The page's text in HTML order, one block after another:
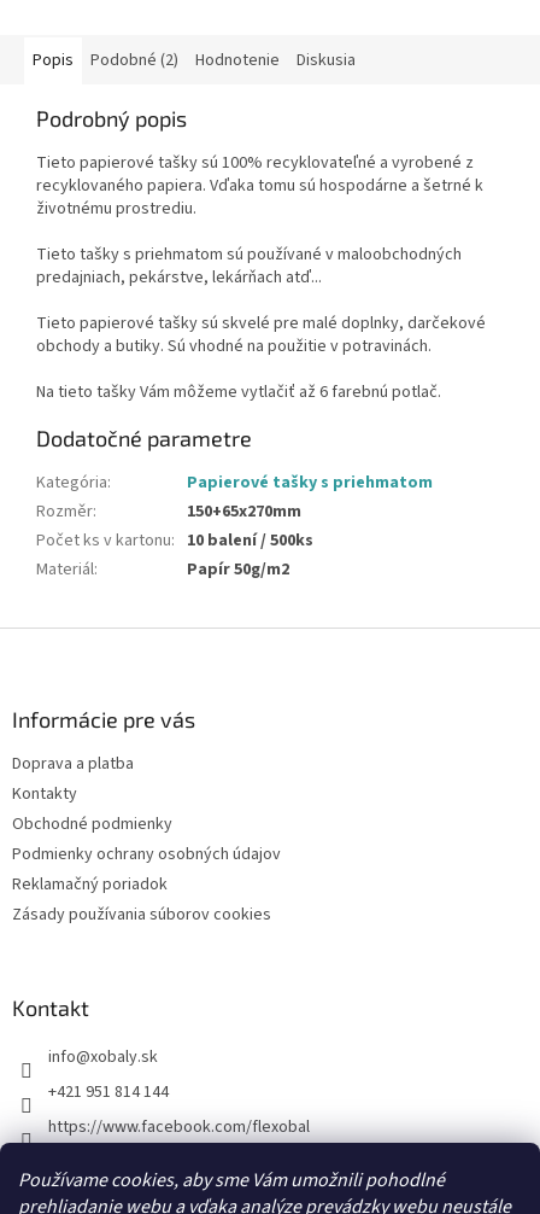
Používame cookies, aby sme Vám umožnili pohodlné
prehliadanie webu a vďaka analýze prevádzky webu neustále
Popis Podobné (2) Hodnotenie Diskusia
Podrobný popis
Tieto papierové tašky sú 100% recyklovateľné a vyrobené z
recyklovaného papiera. Vďaka tomu sú hospodárne a šetrné k
životnému prostrediu.
Tieto tašky s priehmatom sú používané v maloobchodných
predajniach, pekárstve, lekárňach atď...
Tieto papierové tašky sú skvelé pre malé doplnky, darčekové
obchody a butiky. Sú vhodné na použitie v potravinách.
Na tieto tašky Vám môžeme vytlačiť až 6 farebnú potlač.
Dodatočné parametre
Kategória:
Papierové tašky s priehmatom
Rozměr:
150+65x270mm
Počet ks v kartonu: 10 balení / 500ks
Materiál: Papír 50g/m2
Informácie pre vás
Doprava a platba
Kontakty
Obchodné podmienky
Podmienky ochrany osobných údajov
Reklamačný poriadok
Zásady používania súborov cookies
Kontakt
info@xobaly.sk
+421 951 814 144
https://www.facebook.com/flexobal